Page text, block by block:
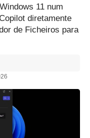
11 num
diretamente
de Ficheiros para